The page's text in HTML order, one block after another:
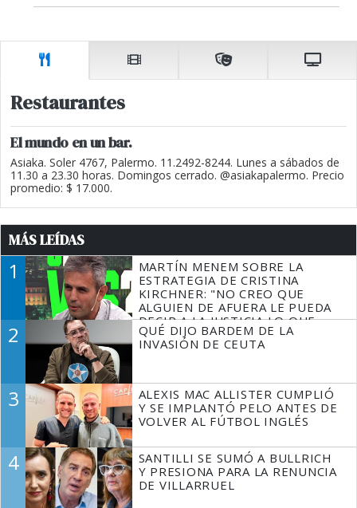
Restaurantes
El mundo en un bar.
Asiaka. Soler 4767, Palermo. 11.2492-8244. Lunes a sábados de
11.30 a 23.30 horas. Domingos cerrado. @asiakapalermo. Precio
promedio: $ 17.000.
MÁS LEÍDAS
1
MARTÍN MENEM SOBRE LA
ESTRATEGIA DE CRISTINA
KIRCHNER: "NO CREO QUE
ALGUIEN DE AFUERA LE PUEDA
DECIR A LA JUSTICIA LO QUE
TIENE QUE HACER"
2
QUÉ DIJO BARDEM DE LA
INVASIÓN DE CEUTA
3
ALEXIS MAC ALLISTER CUMPLIÓ
Y SE IMPLANTÓ PELO ANTES DE
VOLVER AL FÚTBOL INGLÉS
4
SANTILLI SE SUMÓ A BULLRICH
Y PRESIONA PARA LA RENUNCIA
DE VILLARRUEL